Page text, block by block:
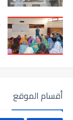
أقسام الموقع